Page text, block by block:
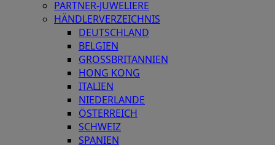
PARTNER-JUWELIERE
HÄNDLERVERZEICHNIS
DEUTSCHLAND
BELGIEN
GROSSBRITANNIEN
HONG KONG
ITALIEN
NIEDERLANDE
ÖSTERREICH
SCHWEIZ
SPANIEN